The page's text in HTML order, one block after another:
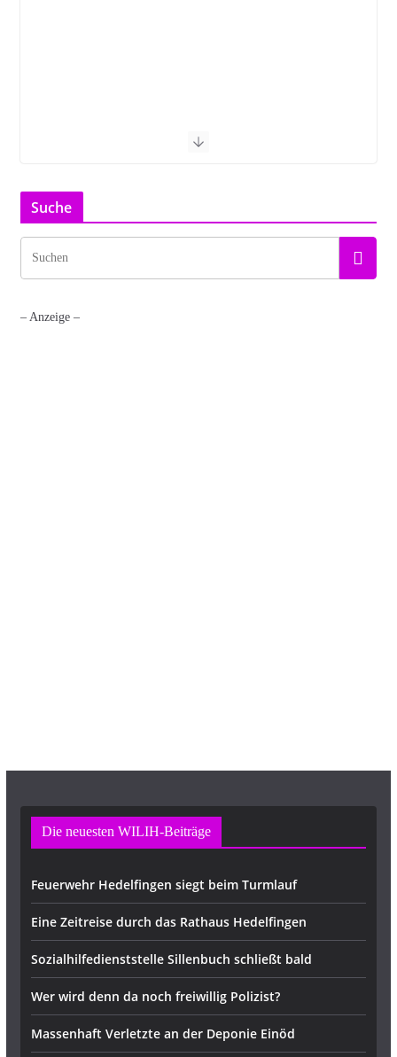
Suche
– Anzeige –
Die neuesten WILIH-Beiträge
Feuerwehr Hedelfingen siegt beim Turmlauf
Eine Zeitreise durch das Rathaus Hedelfingen
Sozialhilfedienststelle Sillenbuch schließt bald
Wer wird denn da noch freiwillig Polizist?
Massenhaft Verletzte an der Deponie Einöd